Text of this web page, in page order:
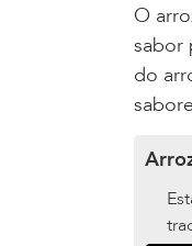
O
sabor
do